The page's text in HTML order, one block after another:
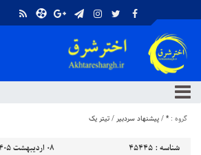
گروه : *
/پیشنهاد سردبیر/تیتر یک
شناسه : 45445
۰۸ اردیبهشت ۱۴۰۵ - ۱۲:۵۴